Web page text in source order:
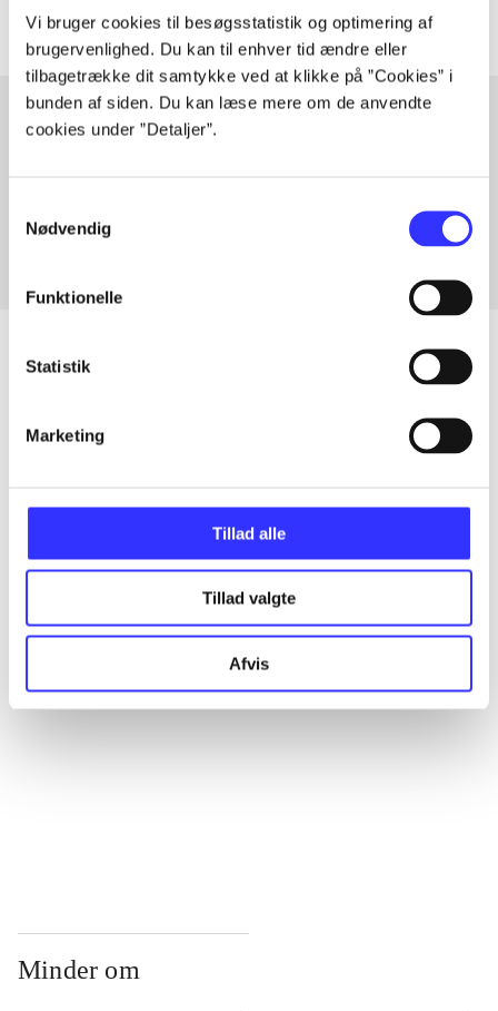
Vi bruger cookies til besøgsstatistik og optimering af
brugervenlighed. Du kan til enhver tid ændre eller
tilbagetrække dit samtykke ved at klikke på ”Cookies” i
bunden af siden. Du kan læse mere om de anvendte
cookies under ”Detaljer”.
Nødvendig
Funktionelle
Statistik
Marketing
Tillad alle
Tillad valgte
Afvis
Alle registrerede artikler fordelt på udgivelser
...
Minder om